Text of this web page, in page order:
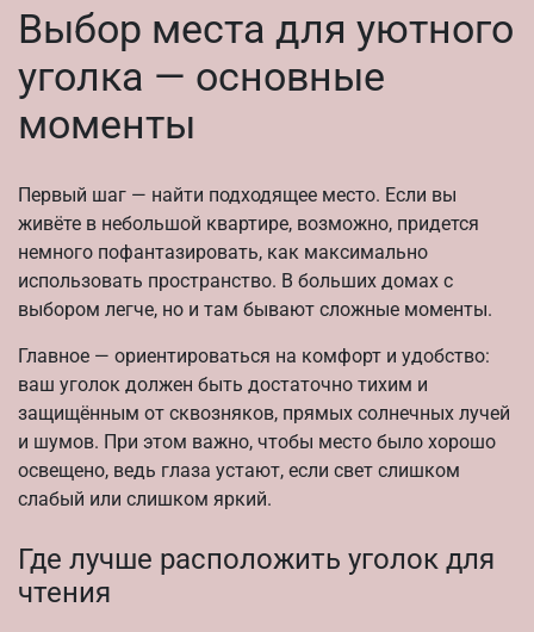
Выбор места для уютного
уголка — основные
моменты
Первый шаг — найти подходящее место. Если вы
живёте в небольшой квартире, возможно, придется
немного пофантазировать, как максимально
использовать пространство. В больших домах с
выбором легче, но и там бывают сложные моменты.
Главное — ориентироваться на комфорт и удобство:
ваш уголок должен быть достаточно тихим и
защищённым от сквозняков, прямых солнечных лучей
и шумов. При этом важно, чтобы место было хорошо
освещено, ведь глаза устают, если свет слишком
слабый или слишком яркий.
Где лучше расположить уголок для
чтения